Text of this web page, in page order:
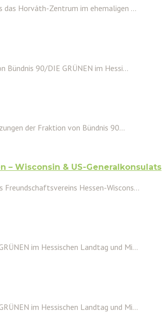
das Horváth-Zentrum im ehemaligen ...
Bündnis 90/DIE GRÜNEN im Hessi...
der Fraktion von Bündnis 90...
– Wisconsin & US-Generalkonsulats
Hessen-Wiscons...
im Hessischen Landtag und Mi...
im Hessischen Landtag und Mi...